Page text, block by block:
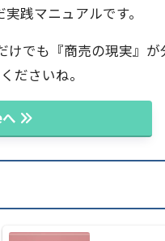
実践マニュアルです。
でも『商売の現実』
ださいね。